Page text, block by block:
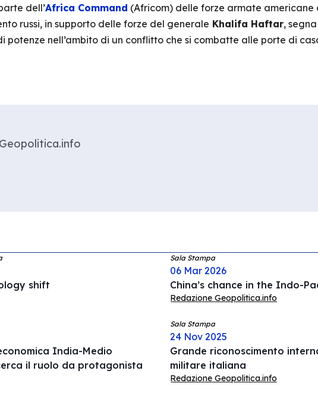
dell’Africa Command (Africom) delle forze armate americane
russi, in supporto delle forze del generale Khalifa Haftar,
potenze nell’ambito di un conflitto che si combatte alle porte di
shift
Sala Stampa
06 Mar 2026
China’s chance in the Indo-
Redazione Geopolitica.info
India-Medio
il ruolo da protagonista
Sala Stampa
24 Nov 2025
Grande riconoscimento
militare italiana
Redazione Geopolitica.info